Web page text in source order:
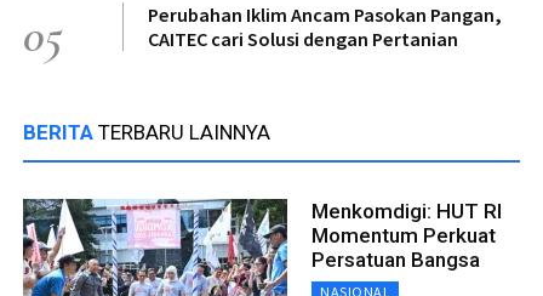
05
Perubahan Iklim Ancam Pasokan Pangan,
CAITEC cari Solusi dengan Pertanian
BERITA TERBARU LAINNYA
Menkomdigi: HUT RI
Momentum Perkuat
Persatuan Bangsa
NASIONAL